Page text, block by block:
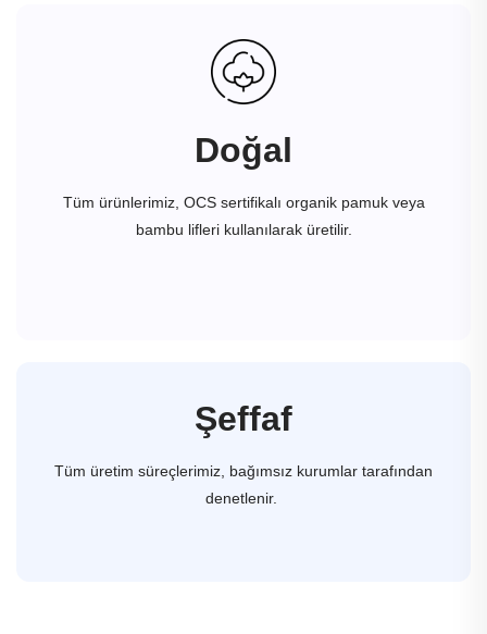
Doğal
Tüm ürünlerimiz, OCS sertifikalı organik pamuk veya
bambu lifleri kullanılarak üretilir.
Şeffaf
Tüm üretim süreçlerimiz, bağımsız kurumlar tarafından
denetlenir.